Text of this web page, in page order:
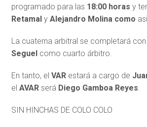
programado para las 18:00 horas y
Retamal y Alejandro Molina como
La cuaterna arbitral se completará con
Seguel como cuarto árbitro.
En tanto, el VARestará a cargo de
el AVARserá Diego Gamboa Reyes.
SIN HINCHAS DE COLO COLO